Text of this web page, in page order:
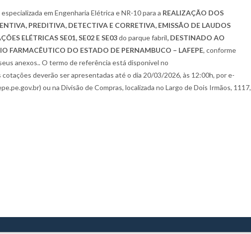
em Engenharia Elétrica e NR-10 para a REALIZAÇÃO DOS
PREDITIVA, DETECTIVA E CORRETIVA, EMISSÃO DE LAUDOS
ELÉTRICAS SE01, SE02 E SE03do parque fabril, DESTINADO AO
FARMACÊUTICO DO ESTADO DE PERNAMBUCO – LAFEPE, conforme
anexos.. O termo de referência está disponível no
cotações deverão ser apresentadas até o dia 20/03/2026, às 12:00h, por e-
ou na Divisão de Compras, localizada no Largo de Dois Irmãos, 1117,